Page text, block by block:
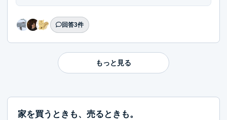
回答3件
もっと見る
家を買うときも、売るときも。